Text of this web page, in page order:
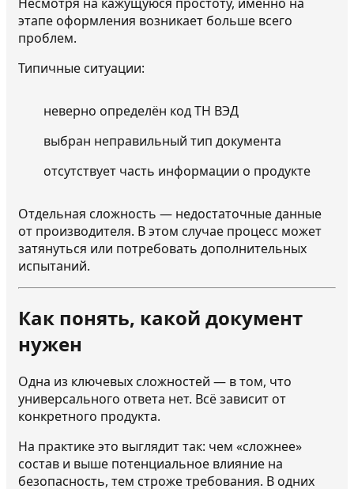
этапе оформления возникает больше всего
проблем.
Типичные ситуации:
неверно определён код ТН ВЭД
выбран неправильный тип документа
отсутствует часть информации о продукте
Отдельная сложность — недостаточные данные
от производителя. В этом случае процесс может
затянуться или потребовать дополнительных
испытаний.
Как понять, какой документ
нужен
Одна из ключевых сложностей — в том, что
универсального ответа нет. Всё зависит от
конкретного продукта.
На практике это выглядит так: чем «сложнее»
состав и выше потенциальное влияние на
безопасность, тем строже требования. В одних